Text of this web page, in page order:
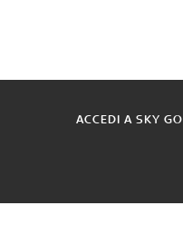
ACCEDI A SKY GO